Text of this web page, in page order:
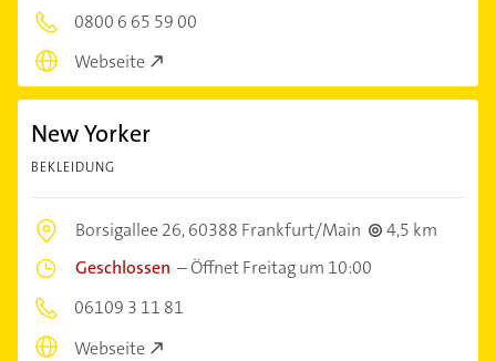
0800 6 65 59 00
Webseite
New Yorker
BEKLEIDUNG
Borsigallee 26,60388 Frankfurt/Main
4,5 km
Geschlossen –Öffnet Freitag um 10:00
06109 3 11 81
Webseite